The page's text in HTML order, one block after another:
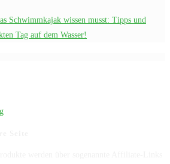
Schwimmkajak wissen musst: Tipps und
Tag auf dem Wasser!